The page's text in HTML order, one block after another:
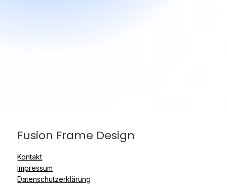
Fusion Frame Design
Kontakt
Impressum
Datenschutzerklärung